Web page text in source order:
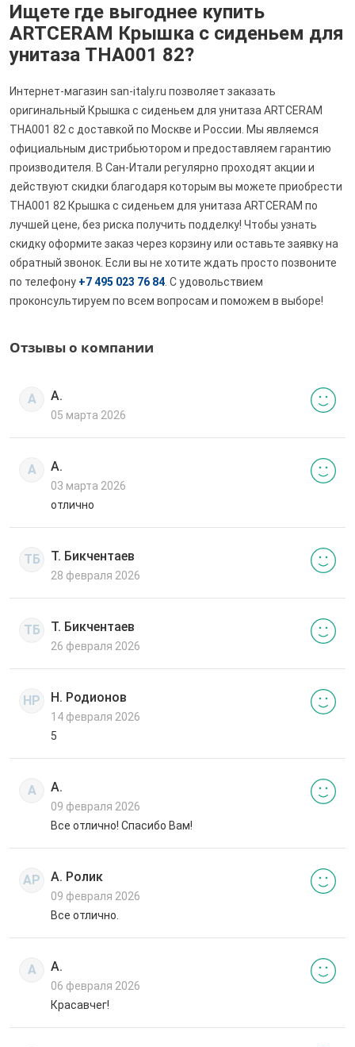
Ищете где выгоднее купить
ARTCERAM Крышка с сиденьем для
унитаза THA001 82?
Интернет-магазин san-italy.ru позволяет заказать
оригинальный Крышка с сиденьем для унитаза ARTCERAM
THA001 82 с доставкой по Москве и России. Мы являемся
официальным дистрибьютором и предоставляем гарантию
производителя. В Сан-Итали регулярно проходят акции и
действуют скидки благодаря которым вы можете приобрести
THA001 82 Крышка с сиденьем для унитаза ARTCERAM по
лучшей цене, без риска получить подделку! Чтобы узнать
скидку оформите заказ через корзину или оставьте заявку на
обратный звонок. Если вы не хотите ждать просто позвоните
по телефону +7 495 023 76 84 . С удовольствием
проконсультируем по всем вопросам и поможем в выборе!
Отзывы о компании
А А.
05 марта 2026
А А.
03 марта 2026
отлично
ТБ Т. Бикчентаев
28 февраля 2026
ТБ Т. Бикчентаев
26 февраля 2026
НР Н. Родионов
14 февраля 2026
5
А А.
09 февраля 2026
Все отлично! Спасибо Вам!
АР А. Ролик
09 февраля 2026
Все отлично.
А А.
06 февраля 2026
Красавчег!